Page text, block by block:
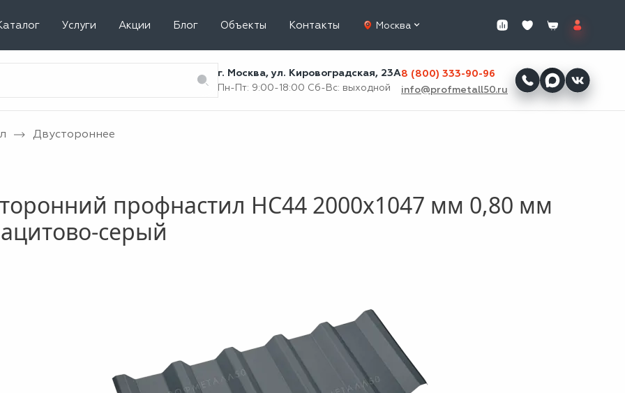
Услуги Акции Блог Объекты Контакты Москва
г. Москва, ул. Кировоградская, 23А
Пн-Пт: 9:00-18:00 Сб-Вс: выходной
8 (800) 333-90-96
info@profmetall50.ru
Двустороннее
профнастил НС44 2000x1047 мм 0,80 мм
серый